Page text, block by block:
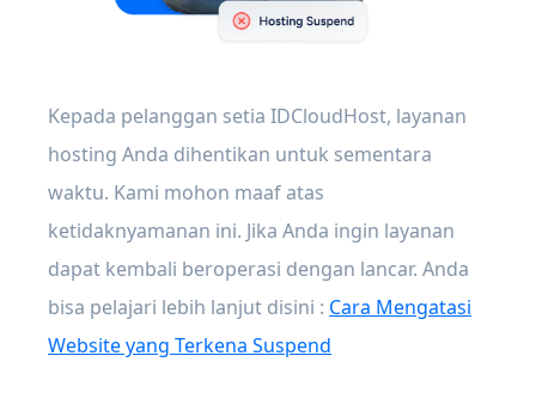
Kepada pelanggan setia IDCloudHost, layanan
hosting Anda dihentikan untuk sementara
waktu. Kami mohon maaf atas
ketidaknyamanan ini. Jika Anda ingin layanan
dapat kembali beroperasi dengan lancar. Anda
bisa pelajari lebih lanjut disini : Cara Mengatasi
Website yang Terkena Suspend